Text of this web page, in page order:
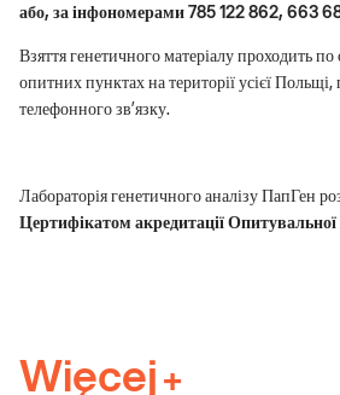
або, за інфономерами 785 122 862, 663
Взяття генетичного матеріалу проходить по
опитних пунктах на території усієї Польщі,
телефонного зв’язку.
Лабораторія генетичного аналізу ПапГен
Цертифікатом акредитації Опитувальної
Więcej +